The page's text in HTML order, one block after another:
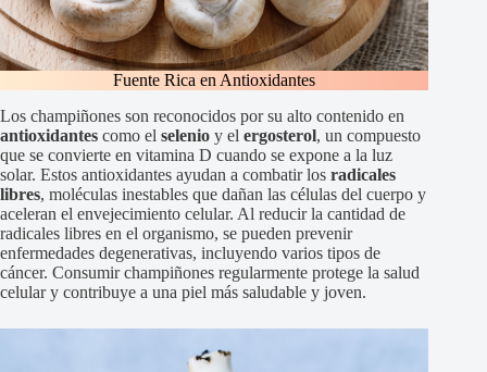
Fuente Rica en Antioxidantes
Los champiñones son reconocidos por su alto contenido en
antioxidantes como el selenio y el ergosterol, un compuesto
que se convierte en vitamina D cuando se expone a la luz
solar. Estos antioxidantes ayudan a combatir los radicales
libres, moléculas inestables que dañan las células del cuerpo y
aceleran el envejecimiento celular. Al reducir la cantidad de
radicales libres en el organismo, se pueden prevenir
enfermedades degenerativas, incluyendo varios tipos de
cáncer. Consumir champiñones regularmente protege la salud
celular y contribuye a una piel más saludable y joven.